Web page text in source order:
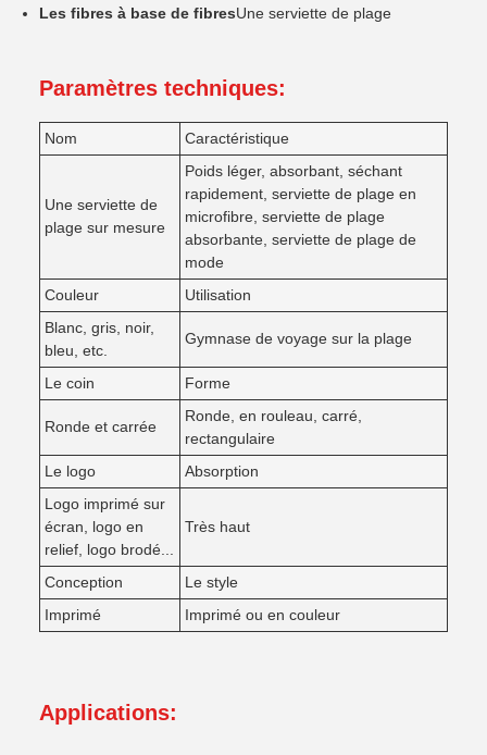
Les fibres à base de fibresUne serviette de plage
Paramètres techniques:
Nom Caractéristique
Une serviette de
plage sur mesure
Poids léger, absorbant, séchant
rapidement, serviette de plage en
microfibre, serviette de plage
absorbante, serviette de plage de
mode
Couleur
Utilisation
Blanc, gris, noir,
bleu, etc.
Gymnase de voyage sur la plage
Le coin Forme
Ronde et carrée
Ronde, en rouleau, carré,
rectangulaire
Le logo
Absorption
Logo imprimé sur
écran, logo en
relief, logo brodé...
Très haut
Conception
Le style
Imprimé
Imprimé ou en couleur
Applications: